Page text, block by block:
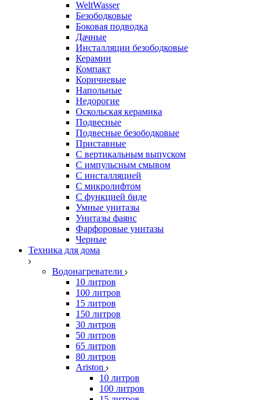
WeltWasser
Безободковые
Боковая подводка
Дачные
Инсталляции безободковые
Керамин
Компакт
Коричневые
Напольные
Недорогие
Оскольская керамика
Подвесные
Подвесные безободковые
Приставные
С вертикальным выпуском
С импульсным смывом
С инсталляцией
С микролифтом
С функцией биде
Умные унитазы
Унитазы фаянс
Фарфоровые унитазы
Черные
Техника для дома
Водонагреватели
10 литров
100 литров
15 литров
150 литров
30 литров
50 литров
65 литров
80 литров
Ariston
10 литров
100 литров